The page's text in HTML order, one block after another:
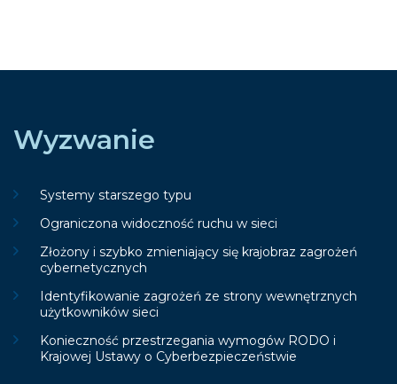
Wyzwanie
Systemy starszego typu
Ograniczona widoczność ruchu w sieci
Złożony i szybko zmieniający się krajobraz zagrożeń
cybernetycznych
Identyfikowanie zagrożeń ze strony wewnętrznych
użytkowników sieci
Konieczność przestrzegania wymogów RODO i
Krajowej Ustawy o Cyberbezpieczeństwie